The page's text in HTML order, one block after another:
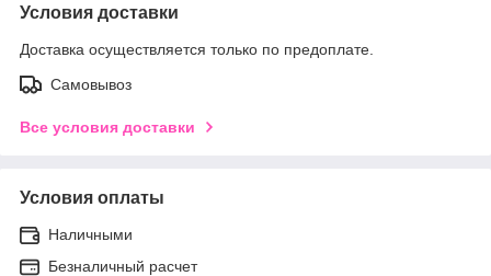
Условия доставки
Доставка осуществляется только по предоплате.
Самовывоз
Все условия доставки
Условия оплаты
Наличными
Безналичный расчет